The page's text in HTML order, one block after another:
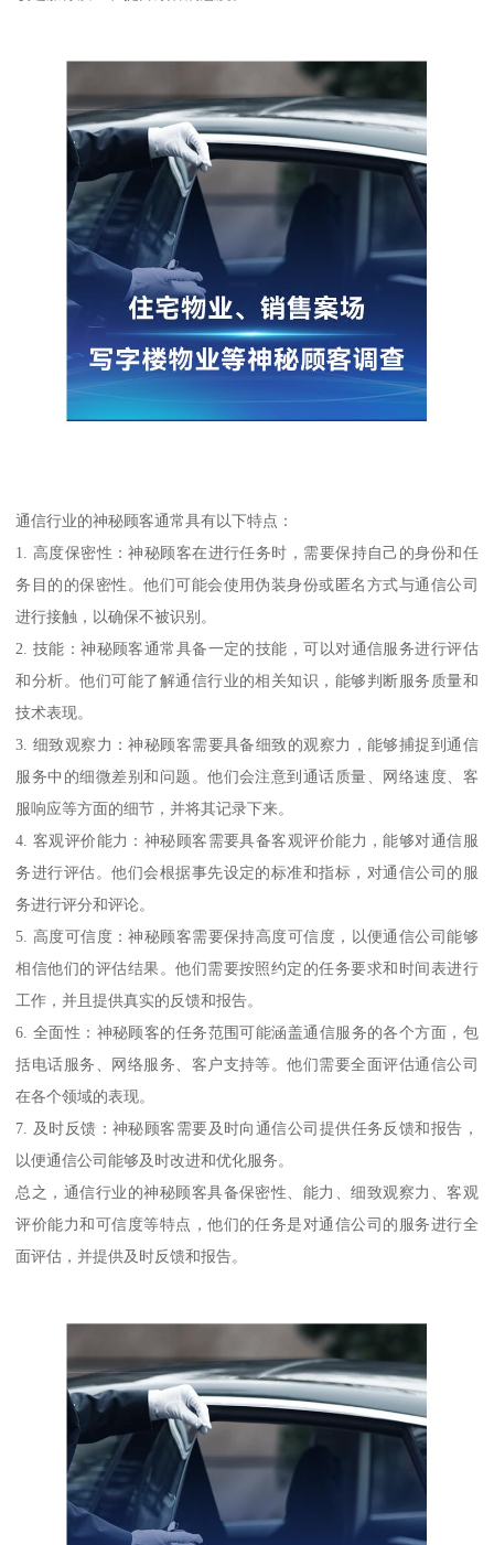
通信行业的神秘顾客通常具有以下特点：
1. 高度保密性：神秘顾客在进行任务时，需要保持自己的身份和任
务目的的保密性。他们可能会使用伪装身份或匿名方式与通信公司
进行接触，以确保不被识别。
2. 技能：神秘顾客通常具备一定的技能，可以对通信服务进行评估
和分析。他们可能了解通信行业的相关知识，能够判断服务质量和
技术表现。
3. 细致观察力：神秘顾客需要具备细致的观察力，能够捕捉到通信
服务中的细微差别和问题。他们会注意到通话质量、网络速度、客
服响应等方面的细节，并将其记录下来。
4. 客观评价能力：神秘顾客需要具备客观评价能力，能够对通信服
务进行评估。他们会根据事先设定的标准和指标，对通信公司的服
务进行评分和评论。
5. 高度可信度：神秘顾客需要保持高度可信度，以便通信公司能够
相信他们的评估结果。他们需要按照约定的任务要求和时间表进行
工作，并且提供真实的反馈和报告。
6. 全面性：神秘顾客的任务范围可能涵盖通信服务的各个方面，包
括电话服务、网络服务、客户支持等。他们需要全面评估通信公司
在各个领域的表现。
7. 及时反馈：神秘顾客需要及时向通信公司提供任务反馈和报告，
以便通信公司能够及时改进和优化服务。
总之，通信行业的神秘顾客具备保密性、能力、细致观察力、客观
评价能力和可信度等特点，他们的任务是对通信公司的服务进行全
面评估，并提供及时反馈和报告。